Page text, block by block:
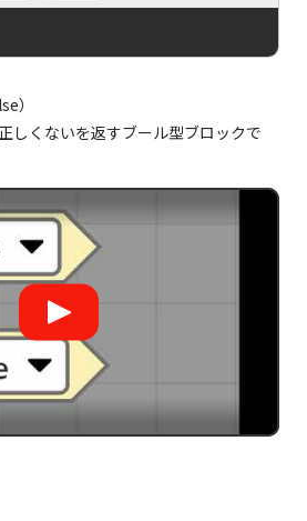
）
しくないを返すブール型ブロックで